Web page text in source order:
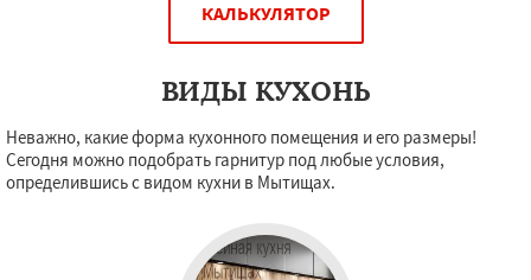
КАЛЬКУЛЯТОР
ВИДЫ КУХОНЬ
Неважно, какие форма кухонного помещения и его размеры!
Сегодня можно подобрать гарнитур под любые условия,
определившись с видом кухни в Мытищах.